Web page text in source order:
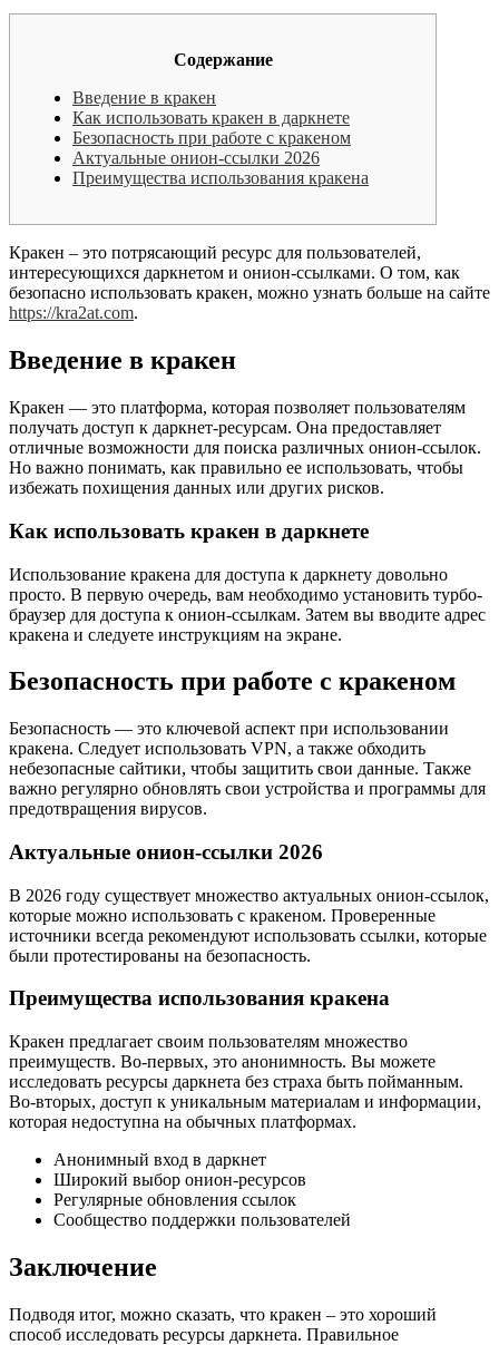
Содержание
Введение в кракен
Как использовать кракен в даркнете
Безопасность при работе с кракеном
Актуальные онион-ссылки 2026
Преимущества использования кракена
Кракен – это потрясающий ресурс для пользователей,
интересующихся даркнетом и онион-ссылками. О том, как
безопасно использовать кракен, можно узнать больше на сайте
https://kra2at.com.
Введение в кракен
Кракен — это платформа, которая позволяет пользователям
получать доступ к даркнет-ресурсам. Она предоставляет
отличные возможности для поиска различных онион-ссылок.
Но важно понимать, как правильно ее использовать, чтобы
избежать похищения данных или других рисков.
Как использовать кракен в даркнете
Использование кракена для доступа к даркнету довольно
просто. В первую очередь, вам необходимо установить турбо-
браузер для доступа к онион-ссылкам. Затем вы вводите адрес
кракена и следуете инструкциям на экране.
Безопасность при работе с кракеном
Безопасность — это ключевой аспект при использовании
кракена. Следует использовать VPN, а также обходить
небезопасные сайтики, чтобы защитить свои данные. Также
важно регулярно обновлять свои устройства и программы для
предотвращения вирусов.
Актуальные онион-ссылки 2026
В 2026 году существует множество актуальных онион-ссылок,
которые можно использовать с кракеном. Проверенные
источники всегда рекомендуют использовать ссылки, которые
были протестированы на безопасность.
Преимущества использования кракена
Кракен предлагает своим пользователям множество
преимуществ. Во-первых, это анонимность. Вы можете
исследовать ресурсы даркнета без страха быть пойманным.
Во-вторых, доступ к уникальным материалам и информации,
которая недоступна на обычных платформах.
Анонимный вход в даркнет
Широкий выбор онион-ресурсов
Регулярные обновления ссылок
Сообщество поддержки пользователей
Заключение
Подводя итог, можно сказать, что кракен – это хороший
способ исследовать ресурсы даркнета. Правильное